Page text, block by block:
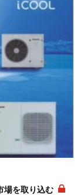
場を取り込む